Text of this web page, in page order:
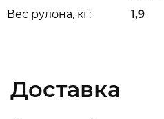
Вес рулона, кг: 1,9
Доставка